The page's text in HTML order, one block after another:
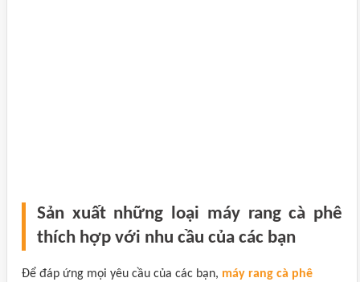
Sản xuất những loại máy rang cà phê
thích hợp với nhu cầu của các bạn
Để đáp ứng mọi yêu cầu của các bạn, máy rang cà phê